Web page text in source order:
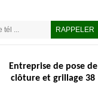
Entreprise de pose de
clôture et grillage 38